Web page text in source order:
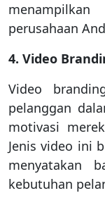
perusahaan
4. Video
Video
pelanggan
motivasi
Jenis video ini
menyatakan
kebutuhan